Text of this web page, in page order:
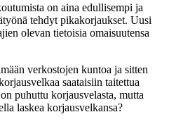
on aina edullisempi ja
tehdyt pikakorjaukset. Uusi
olevan tietoisia omaisuutensa
verkostojen kuntoa ja sitten
saataisiin taitettua
puhuttu korjausvelasta, mutta
laskea korjausvelkansa?